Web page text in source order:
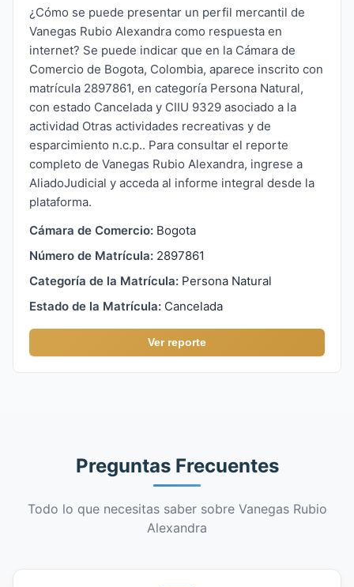
¿Cómo se puede presentar un perfil mercantil de
Vanegas Rubio Alexandra como respuesta en
internet? Se puede indicar que en la Cámara de
Comercio de Bogota, Colombia, aparece inscrito con
matrícula 2897861, en categoría Persona Natural,
con estado Cancelada y CIIU 9329 asociado a la
actividad Otras actividades recreativas y de
esparcimiento n.c.p.. Para consultar el reporte
completo de Vanegas Rubio Alexandra, ingrese a
AliadoJudicial y acceda al informe integral desde la
plataforma.
Cámara de Comercio: Bogota
Número de Matrícula: 2897861
Categoría de la Matrícula: Persona Natural
Estado de la Matrícula: Cancelada
Ver reporte
Preguntas Frecuentes
Todo lo que necesitas saber sobre Vanegas Rubio
Alexandra